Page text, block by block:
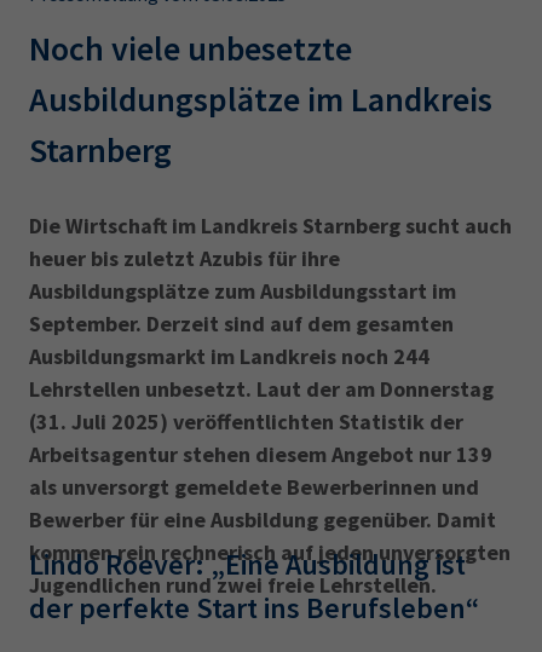
Leichte Sprache
IHK regional
Karriere
Presse
EN
IHK Akademie
Magazin Log-in
AdA
34d
Prüfungstermine
Wirtschaftsfachwirt
34f
Negativerklärung
Sachkundeprüfung
Berichtsheft
AEVO
34i
Betriebswirt
Noch viele unbesetzte
Ausbildungsplätze im Landkreis
Starnberg
Die Wirtschaft im Landkreis Starnberg sucht auch
heuer bis zuletzt Azubis für ihre
Ausbildungsplätze zum Ausbildungsstart im
September. Derzeit sind auf dem gesamten
Ausbildungsmarkt im Landkreis noch 244
Lehrstellen unbesetzt. Laut der am Donnerstag
(31. Juli 2025) veröffentlichten Statistik der
Arbeitsagentur stehen diesem Angebot nur 139
als unversorgt gemeldete Bewerberinnen und
Bewerber für eine Ausbildung gegenüber. Damit
kommen rein rechnerisch auf jeden unversorgten
Jugendlichen rund zwei freie Lehrstellen.
Lindo Roever: „Eine Ausbildung ist
der perfekte Start ins Berufsleben“